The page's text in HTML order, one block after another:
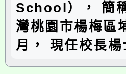
School）， 簡
灣桃園市楊梅區
月， 現任校長楊